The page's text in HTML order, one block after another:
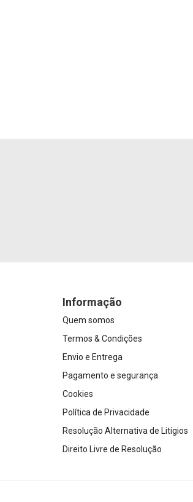
Informação
Quem somos
Termos & Condições
Envio e Entrega
Pagamento e segurança
Cookies
Política de Privacidade
Resolução Alternativa de Litígios
Direito Livre de Resolução